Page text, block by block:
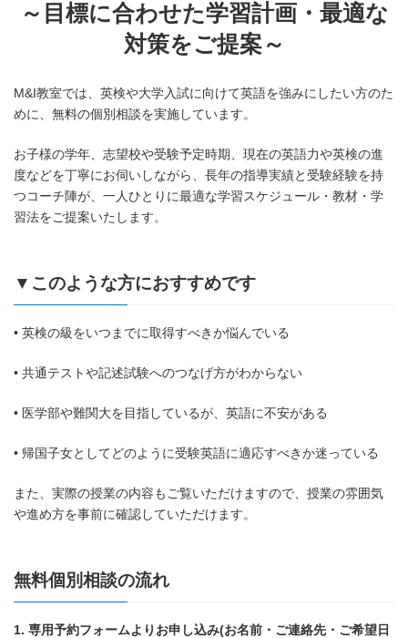
～目標に合わせた学習計画・最適な
対策をご提案～
M&I教室では、英検や大学入試に向けて英語を強みにしたい方のた
めに、無料の個別相談を実施しています。
お子様の学年、志望校や受験予定時期、現在の英語力や英検の進
度などを丁寧にお伺いしながら、長年の指導実績と受験経験を持
つコーチ陣が、一人ひとりに最適な学習スケジュール・教材・学
習法をご提案いたします。
▼このような方におすすめです
• 英検の級をいつまでに取得すべきか悩んでいる
• 共通テストや記述試験へのつなげ方がわからない
• 医学部や難関大を目指しているが、英語に不安がある
• 帰国子女としてどのように受験英語に適応すべきか迷っている
また、実際の授業の内容もご覧いただけますので、授業の雰囲気
や進め方を事前に確認していただけます。
無料個別相談の流れ
1. 専用予約フォームよりお申し込み(お名前・ご連絡先・ご希望日